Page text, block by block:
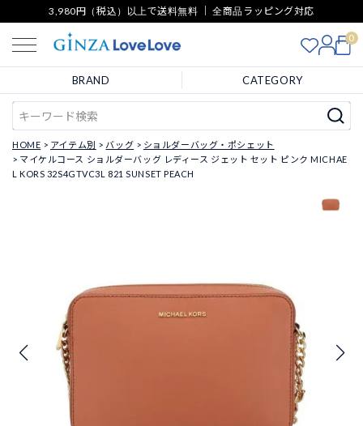
3,980円（税込）以上で送料無料 ｜ 全商品ラッピング対応
0
BRAND CATEGORY
HOME アイテム別 バッグ
ショルダーバッグ・ポシェット
マイケルコース ショルダーバッグ レディース ジェット セット ピンク MICHAE
L KORS 32S4GTVC3L 821 SUNSET PEACH